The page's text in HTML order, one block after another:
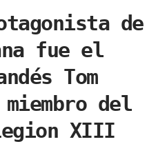
de
fue el
Tom
del
XIII